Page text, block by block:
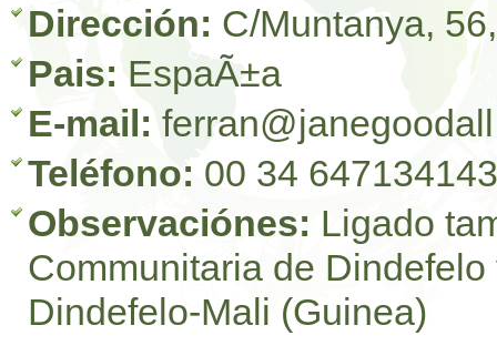
Dirección: C/Muntanya,
Pais: EspaÃ±a
E-mail:
Teléfono: 00 34
Observaciónes: Ligado
Communitaria de
Dindefelo-Mali (Guinea)